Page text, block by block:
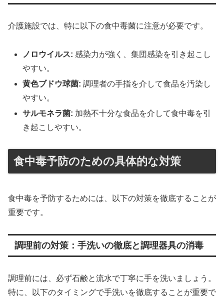
介護施設では、特に以下の食中毒菌に注意が必要です。
ノロウイルス: 感染力が強く、集団感染を引き起こし
やすい。
黄色ブドウ球菌: 調理者の手指を介して食品を汚染し
やすい。
サルモネラ菌: 加熱不十分な食品を介して食中毒を引
き起こしやすい。
食中毒予防のための具体的な対策
食中毒を予防するためには、以下の対策を徹底することが
重要です。
調理前の対策：手洗いの徹底と調理器具の消毒
調理前には、必ず石鹸と流水で丁寧に手を洗いましょう。
特に、以下のタイミングで手洗いを徹底することが重要で